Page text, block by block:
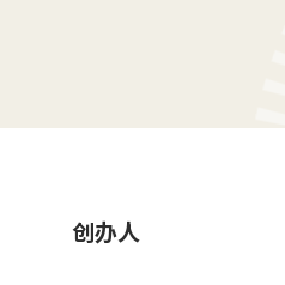
创办人